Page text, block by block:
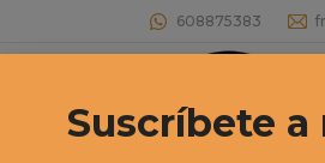
608875383
Buscar:Suscríbete a